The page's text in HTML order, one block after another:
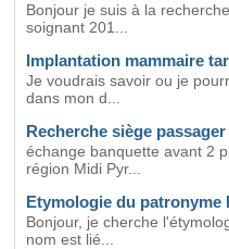
Bonjour je suis à la
soignant 201...
Implantation mammaire
Je voudrais savoir ou je
dans mon d...
Recherche siège
échange banquette avant 2
région Midi Pyr...
Etymologie du patronyme
Bonjour, je cherche
nom est lié...